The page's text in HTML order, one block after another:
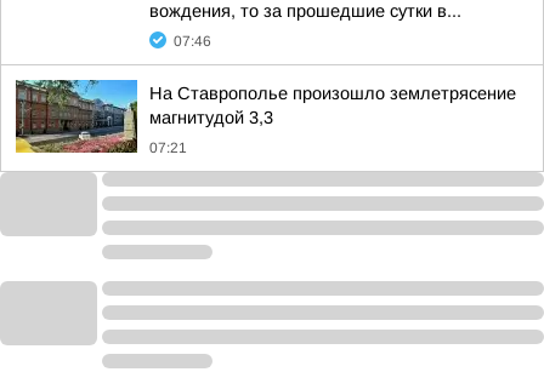
вождения, то за прошедшие сутки в...
07:46
На Ставрополье произошло землетрясение
магнитудой 3,3
07:21